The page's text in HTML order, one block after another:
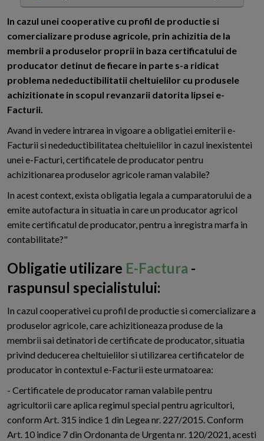
In cazul unei cooperative cu profil de productie si
comercializare produse agricole, prin achizitia de la
membrii a produselor proprii in baza certificatului de
producator detinut de fiecare in parte s-a ridicat
problema nedeductibilitatii cheltuielilor cu produsele
achizitionate in scopul revanzarii datorita lipsei e-
Facturii.
Avand in vedere intrarea in vigoare a obligatiei emiterii e-
Facturii si nedeductibilitatea cheltuielilor in cazul inexistentei
unei e-Facturi, certificatele de producator pentru
achizitionarea produselor agricole raman valabile?
In acest context, exista obligatia legala a cumparatorului de a
emite autofactura in situatia in care un producator agricol
emite certificatul de producator, pentru a inregistra marfa in
contabilitate?"
Obligatie utilizare E-Factura -
raspunsul specialistului:
In cazul cooperativei cu profil de productie si comercializare a
produselor agricole, care achizitioneaza produse de la
membrii sai detinatori de certificate de producator, situatia
privind deducerea cheltuielilor si utilizarea certificatelor de
producator in contextul e-Facturii este urmatoarea:
- Certificatele de producator raman valabile pentru
agricultorii care aplica regimul special pentru agricultori,
conform Art. 315 indice 1 din Legea nr. 227/2015. Conform
Art. 10 indice 7 din Ordonanta de Urgenta nr. 120/2021, acesti